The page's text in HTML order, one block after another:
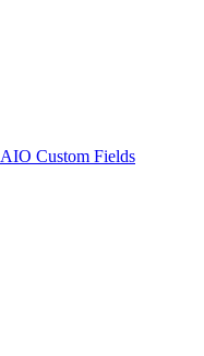
AIO Custom Fields